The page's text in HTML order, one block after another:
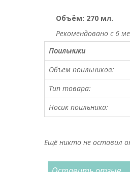
Объём: 270 мл.
Рекомендовано с 6
Поильники
Объем поильников:
Тип товара:
Носик поильника:
Ещё никто не оставил